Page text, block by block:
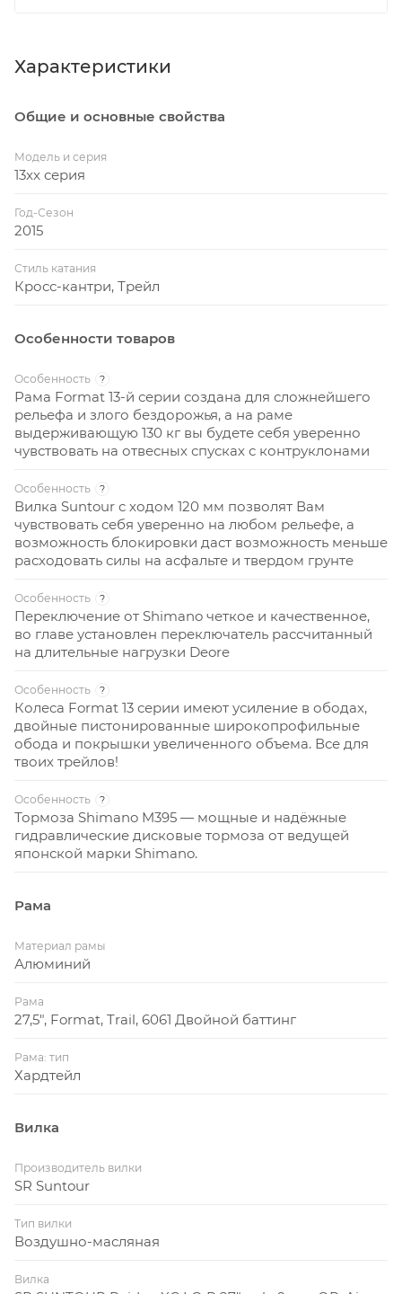
Характеристики
Общие и основные свойства
Модель и серия
13xx серия
Год-Сезон
2015
Стиль катания
Кросс-кантри, Трейл
Особенности товаров
Особенность ?
Рама Format 13-й серии создана для сложнейшего
рельефа и злого бездорожья, а на раме
выдерживающую 130 кг вы будете себя уверенно
чувствовать на отвесных спусках с контруклонами
Особенность ?
Вилка Suntour с ходом 120 мм позволят Вам
чувствовать себя уверенно на любом рельефе, а
возможность блокировки даст возможность меньше
расходовать силы на асфальте и твердом грунте
Особенность ?
Переключение от Shimano четкое и качественное,
во главе установлен переключатель рассчитанный
на длительные нагрузки Deore
Особенность ?
Колеса Format 13 серии имеют усиление в ободах,
двойные пистонированные широкопрофильные
обода и покрышки увеличенного объема. Все для
твоих трейлов!
Особенность ?
Тормоза Shimano M395 — мощные и надёжные
гидравлические дисковые тормоза от ведущей
японской марки Shimano.
Рама
Материал рамы
Алюминий
Рама
27,5", Format, Trail, 6061 Двойной баттинг
Рама: тип
Хардтейл
Вилка
Производитель вилки
SR Suntour
Тип вилки
Воздушно-масляная
Вилка